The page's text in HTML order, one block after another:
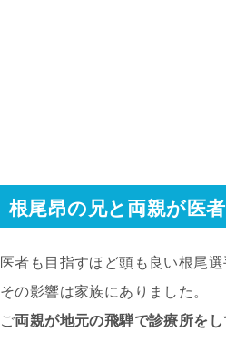
根尾昂の兄と両親が医
医者も目指すほど頭も良い根尾選
その影響は家族にありました。
ご両親が地元の飛騨で診療所を